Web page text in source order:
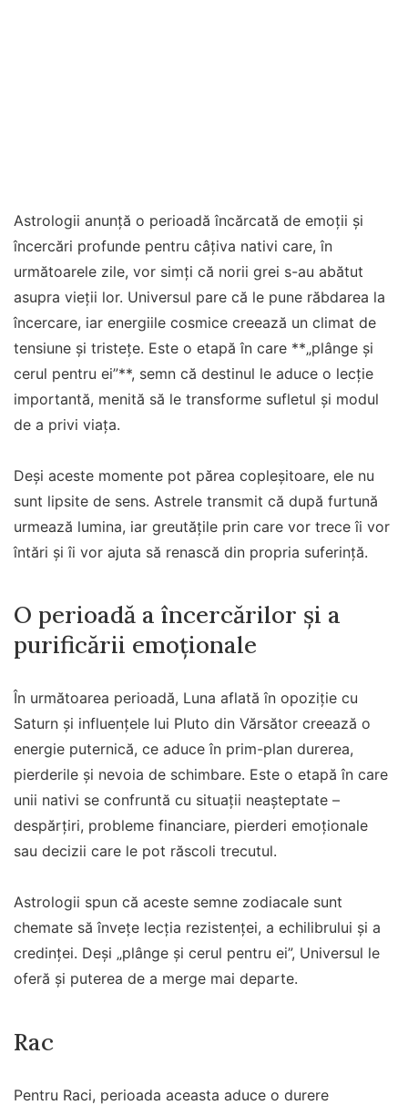
Astrologii anunță o perioadă încărcată de emoții și
încercări profunde pentru câțiva nativi care, în
următoarele zile, vor simți că norii grei s-au abătut
asupra vieții lor. Universul pare că le pune răbdarea la
încercare, iar energiile cosmice creează un climat de
tensiune și tristețe. Este o etapă în care **„plânge și
cerul pentru ei”**, semn că destinul le aduce o lecție
importantă, menită să le transforme sufletul și modul
de a privi viața.
Deși aceste momente pot părea copleșitoare, ele nu
sunt lipsite de sens. Astrele transmit că după furtună
urmează lumina, iar greutățile prin care vor trece îi vor
întări și îi vor ajuta să renască din propria suferință.
O perioadă a încercărilor și a
purificării emoționale
În următoarea perioadă, Luna aflată în opoziție cu
Saturn și influențele lui Pluto din Vărsător creează o
energie puternică, ce aduce în prim-plan durerea,
pierderile și nevoia de schimbare. Este o etapă în care
unii nativi se confruntă cu situații neașteptate –
despărțiri, probleme financiare, pierderi emoționale
sau decizii care le pot răscoli trecutul.
Astrologii spun că aceste semne zodiacale sunt
chemate să învețe lecția rezistenței, a echilibrului și a
credinței. Deși „plânge și cerul pentru ei”, Universul le
oferă și puterea de a merge mai departe.
Rac
Pentru Raci, perioada aceasta aduce o durere